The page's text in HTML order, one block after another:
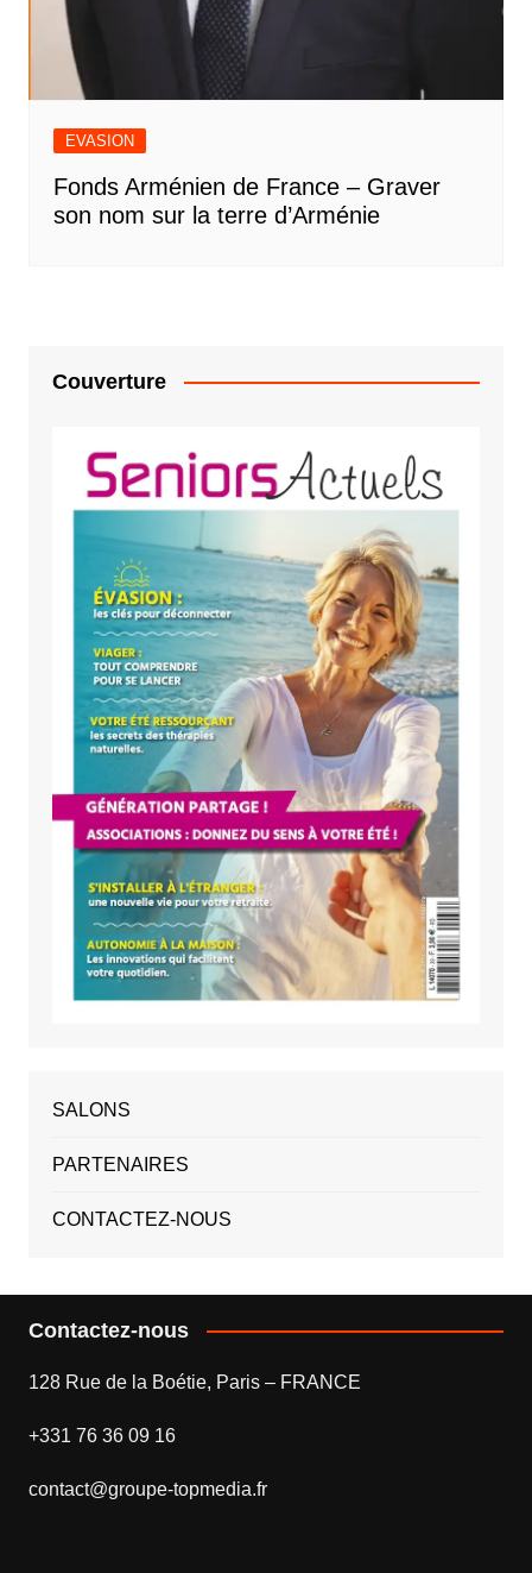
EVASION
Fonds Arménien de France – Graver
son nom sur la terre d’Arménie
Couverture
SALONS
PARTENAIRES
CONTACTEZ-NOUS
Contactez-nous
128 Rue de la Boétie, Paris – FRANCE
+331 76 36 09 16
contact@groupe-topmedia.fr